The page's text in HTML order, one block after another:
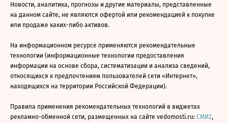
Новости, аналитика, прогнозы и другие материалы, представленные
на данном сайте, не являются офертой или рекомендацией к покупке
или продаже каких-либо активов.
На информационном ресурсе применяются рекомендательные
технологии (информационные технологии предоставления
информации на основе сбора, систематизации и анализа сведений,
относящихся к предпочтениям пользователей сети «Интернет»,
находящихся на территории Российской Федерации).
Правила применения рекомендательных технологий в виджетах
рекламно-обменной сети, размещенных на сайте vedomosti.ru: СМИ2,